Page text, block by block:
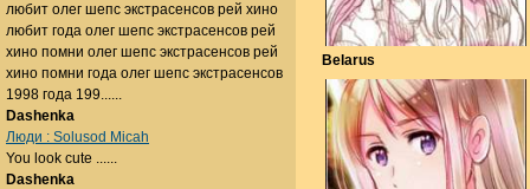
Belarus
любит олег шепс экстрасенсов рей хино
любит года олег шепс экстрасенсов рей
хино помни олег шепс экстрасенсов рей
хино помни года олег шепс экстрасенсов
1998 года 199......
Dashenka
Люди : Solusod Micah
You look cute ......
Dashenka